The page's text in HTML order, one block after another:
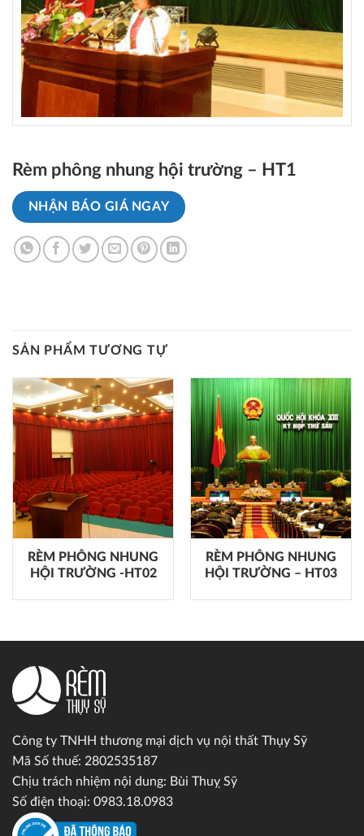
Rèm phông nhung hội trường – HT1
NHẬN BÁO GIÁ NGAY
SẢN PHẨM TƯƠNG TỰ
RÈM PHÔNG NHUNG
HỘI TRƯỜNG -HT02
RÈM PHÔNG NHUNG
HỘI TRƯỜNG – HT03
Công ty TNHH thương mại dịch vụ nội thất Thụy Sỹ
Mã Số thuế: 2802535187
Chịu trách nhiệm nội dung: Bùi Thuỵ Sỹ
Số điện thoại: 0983.18.0983